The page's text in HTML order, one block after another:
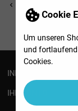
Cookie
Um unseren
und
Cookies.

INFORMATIONEN
IHR KONTO